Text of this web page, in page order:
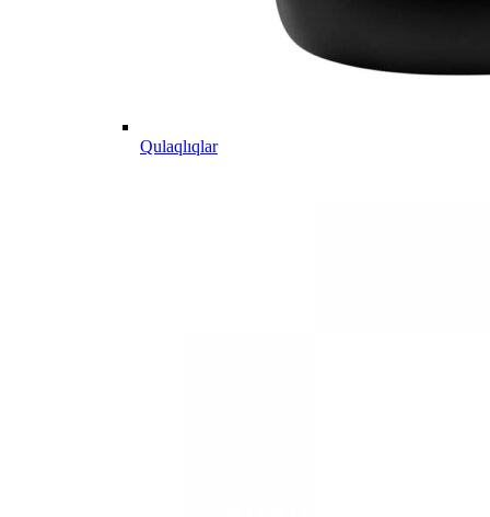
Qulaqlıqlar